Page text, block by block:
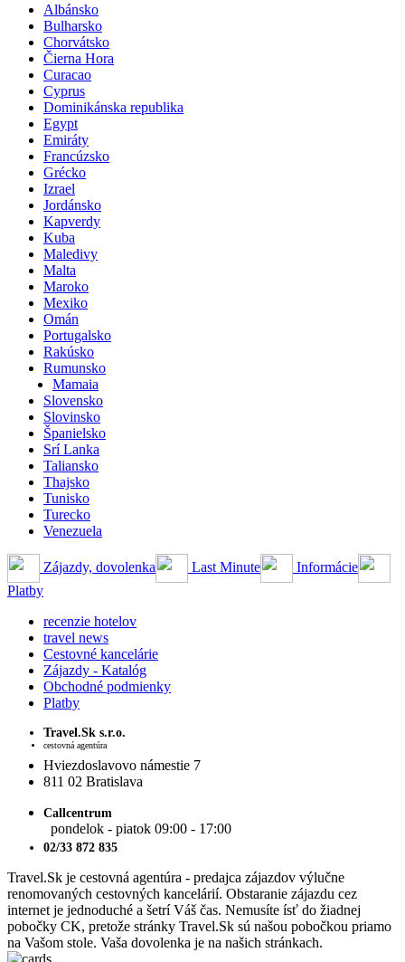
Albánsko
Bulharsko
Chorvátsko
Čierna Hora
Curacao
Cyprus
Dominikánska republika
Egypt
Emiráty
Francúzsko
Grécko
Izrael
Jordánsko
Kapverdy
Kuba
Maledivy
Malta
Maroko
Mexiko
Omán
Portugalsko
Rakúsko
Rumunsko
Mamaia
Slovensko
Slovinsko
Španielsko
Srí Lanka
Taliansko
Thajsko
Tunisko
Turecko
Venezuela
Zájazdy, dovolenka Last Minute
Informácie
Platby
recenzie hotelov
travel news
Cestovné kancelárie
Zájazdy - Katalóg
Obchodné podmienky
Platby
Travel.Sk s.r.o.
cestovná agentúra
Hviezdoslavovo námestie 7
811 02 Bratislava
Callcentrum
pondelok - piatok 09:00 - 17:00
02/33 872 835
Travel.Sk je cestovná agentúra - predajca zájazdov výlučne
renomovaných cestovných kancelárií. Obstaranie zájazdu cez
internet je jednoduché a šetrí Váš čas. Nemusíte ísť do žiadnej
pobočky CK, pretože stránky Travel.Sk sú našou pobočkou priamo
na Vašom stole. Vaša dovolenka je na našich stránkach.